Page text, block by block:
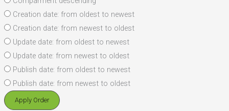
Creation date: from oldest to newest
Creation date: from newest to oldest
Update date: from oldest to newest
Update date: from newest to oldest
Publish date: from oldest to newest
Publish date: from newest to oldest
Apply Order